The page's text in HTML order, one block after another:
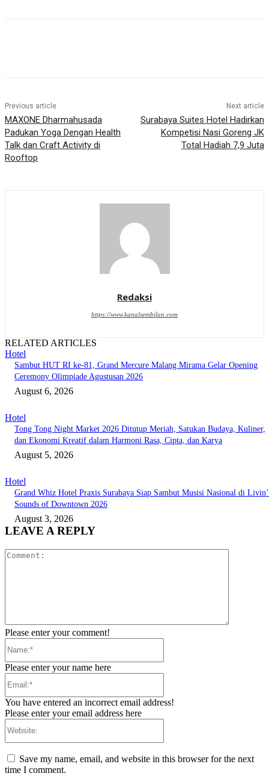
Previous article
MAXONE Dharmahusada
Padukan Yoga Dengan Health
Talk dan Craft Activity di
Rooftop
Next article
Surabaya Suites Hotel Hadirkan
Kompetisi Nasi Goreng JK
Total Hadiah 7,9 Juta
Redaksi
https://www.kanalsembilan.com
RELATED ARTICLES
Hotel
Sambut HUT RI ke-81, Grand Mercure Malang Mirama Gelar Opening
Ceremony Olimpiade Agustusan 2026
August 6, 2026
Hotel
Tong Tong Night Market 2026 Ditutup Meriah, Satukan Budaya, Kuliner,
dan Ekonomi Kreatif dalam Harmoni Rasa, Cipta, dan Karya
August 5, 2026
Hotel
Grand Whiz Hotel Praxis Surabaya Siap Sambut Musisi Nasional di Livin’
Sounds of Downtown 2026
August 3, 2026
LEAVE A REPLY
Please enter your comment!
Please enter your name here
You have entered an incorrect email address!
Please enter your email address here
Save my name, email, and website in this browser for the next
time I comment.